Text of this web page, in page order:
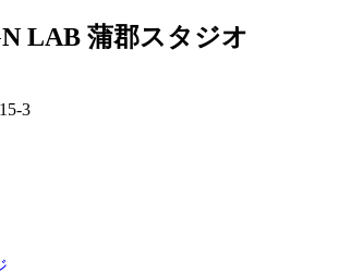
LAB 蒲郡スタジオ
3